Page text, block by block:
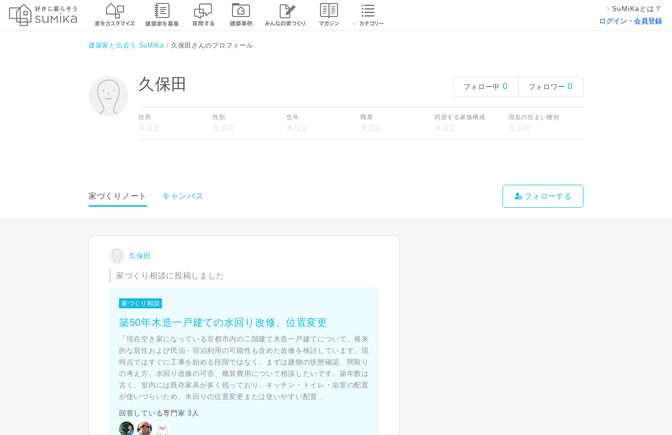
SuMiKaとは？
ログイン・会員登録
建築家と出会う SuMiKa 久保田さんのプロフィール
久保田 フォロー中 0 フォロワー 0
住所 性別 生年 職業 同居する家族構成 現在の住まい種別
家づくりノート キャンバス フォローする
久保田
家づくり相談に投稿しました
家づくり相談
築50年木造一戸建ての水回り改修、位置変更
「現在空き家になっている京都市内の二階建て木造一戸建てについて、将来
的な居住および民泊・宿泊利用の可能性も含めた改修を検討しています。現
時点ではすぐに工事を始める段階ではなく、まずは建物の状態確認、間取り
の考え方、水回り改修の可否、概算費用について相談したいです。築年数は
古く、室内には既存家具が多く残っており、キッチン・トイレ・浴室の配置
が使いづらいため、水回りの位置変更または使いやすい配置...
回答している専門家 3人